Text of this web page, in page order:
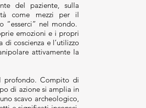
del paziente, sulla
come mezzi per il
“esserci” nel mondo.
emozioni e i propri
coscienza e l’utilizzo
attivamente la
profondo. Compito di
di azione si amplia in
scavo archeologico,